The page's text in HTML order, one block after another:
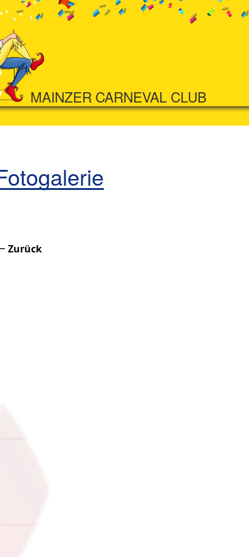
MAINZER CARNEVAL CLUB
Zurück